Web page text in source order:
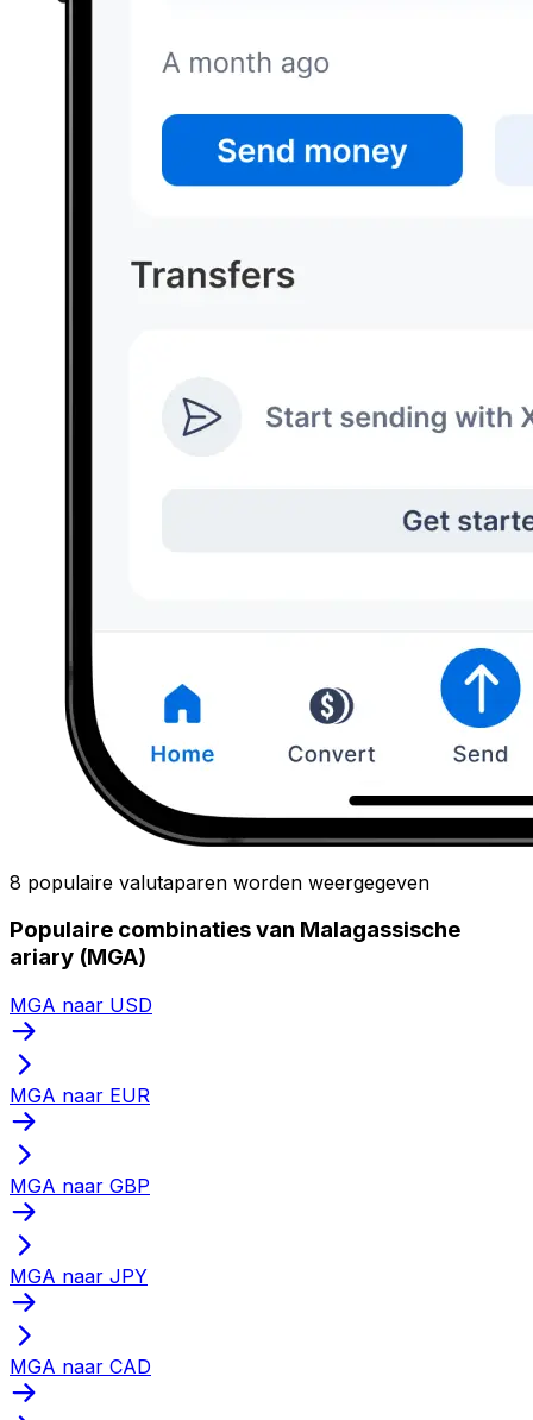
8 populaire valutaparen worden weergegeven
Populaire combinaties van Malagassische
ariary (MGA)
MGA naar USD
MGA naar EUR
MGA naar GBP
MGA naar JPY
MGA naar CAD